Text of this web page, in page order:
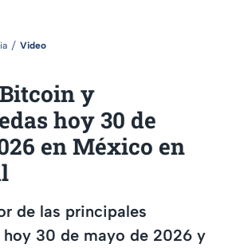
Video
y
hoy 30 de
en México en
de las principales
30 de mayo de 2026 y